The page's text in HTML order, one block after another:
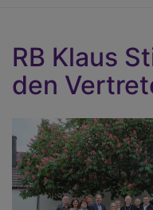
RB Klaus
den